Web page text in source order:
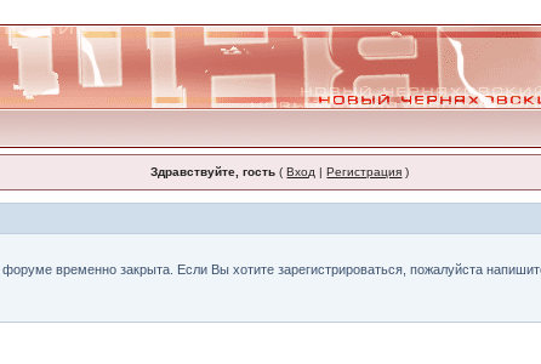
Здравствуйте, гость (Вход |Регистрация )
временно закрыта. Если Вы хотите зарегистрироваться, пожалуйста